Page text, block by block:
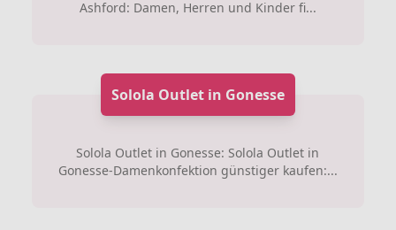
Ashford: Damen, Herren und Kinder fi...
Solola Outlet in Gonesse
Solola Outlet in Gonesse: Solola Outlet in
Gonesse-Damenkonfektion günstiger kaufen:...